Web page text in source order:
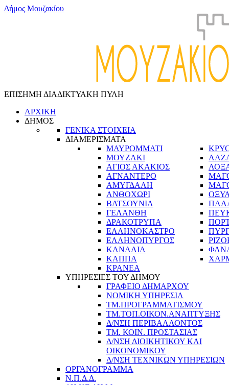
Δήμος Μουζακίου
ΕΠΙΣΗΜΗ ΔΙΑΔΙΚΤΥΑΚΗ ΠΥΛΗ
ΑΡΧΙΚΗ
ΔΗΜΟΣ
ΓΕΝΙΚΑ ΣΤΟΙΧΕΙΑ
ΔΙΑΜΕΡΙΣΜΑΤΑ
ΜΑΥΡΟΜΜΑΤΙ
ΜΟΥΖΑΚΙ
ΑΓΙΟΣ ΑΚΑΚΙΟΣ
ΑΓΝΑΝΤΕΡΟ
ΑΜΥΓΔΑΛΗ
ΑΝΘΟΧΩΡΙ
ΒΑΤΣΟΥΝΙΑ
ΓΕΛΑΝΘΗ
ΔΡΑΚΟΤΡΥΠΑ
ΕΛΛΗΝΟΚΑΣΤΡΟ
ΕΛΛΗΝΟΠΥΡΓΟΣ
ΚΑΝΑΛΙΑ
ΚΑΠΠΑ
ΚΡΑΝΕΑ
ΥΠΗΡΕΣΙΕΣ ΤΟΥ ΔΗΜΟΥ
ΓΡΑΦΕΙΟ ΔΗΜΑΡΧΟΥ
ΝΟΜΙΚΗ ΥΠΗΡΕΣΙΑ
ΤΜ.ΠΡΟΓΡΑΜΜΑΤΙΣΜΟΥ
ΤΜ.ΤΟΠ.ΟΙΚΟΝ.ΑΝΑΠΤΥΞΗΣ
Δ/ΝΣΗ ΠΕΡΙΒΑΛΛΟΝΤΟΣ
ΤΜ. ΚΟΙΝ. ΠΡΟΣΤΑΣΙΑΣ
Δ/ΝΣΗ ΔΙΟΙΚΗΤΙΚΟΥ ΚΑΙ
ΟΙΚΟΝΟΜΙΚΟΥ
Δ/ΝΣΗ ΤΕΧΝΙΚΩΝ ΥΠΗΡΕΣΙΩΝ
ΟΡΓΑΝΟΓΡΑΜΜΑ
Ν.Π.Δ.Δ.